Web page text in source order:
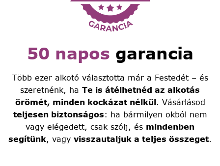
50 napos garancia
Több ezer alkotó választotta már a Festedét – és
szeretnénk, ha Te is átélhetnéd az alkotás
örömét, minden kockázat nélkül. Vásárlásod
teljesen biztonságos: ha bármilyen okból nem
vagy elégedett, csak szólj, és mindenben
segítünk, vagy visszautaljuk a teljes összeget.